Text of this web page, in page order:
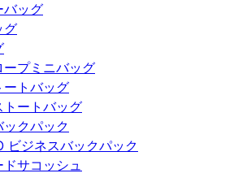
バッグ
グ
ープミニバッグ
ートバッグ
トートバッグ
クパック
ビジネスバックパック
サコッシュ